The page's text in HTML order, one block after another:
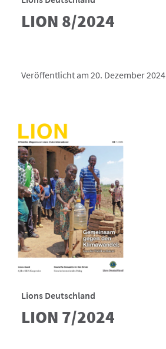
LION 8/2024
Veröffentlicht am 20. Dezember 2024
Lions Deutschland
LION 7/2024